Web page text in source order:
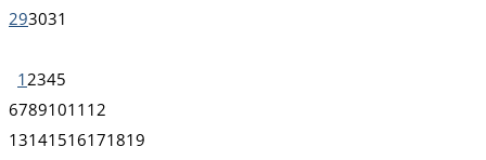
293031
1 2345
67891011 12
13141516171819